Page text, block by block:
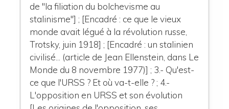
de "la filiation du bolchevisme au
stalinisme"] ; [Encadré : ce que le vieux
monde avait légué à la révolution russe,
Trotsky, juin 1918] ; [Encadré : un stalinien
civilisé... (article de Jean Ellenstein, dans Le
Monde du 8 novembre 1977)] ; 3.- Qu'est-
ce que l'URSS ? Et où va-t-elle ? ; 4.-
L'opposition en URSS et son évolution